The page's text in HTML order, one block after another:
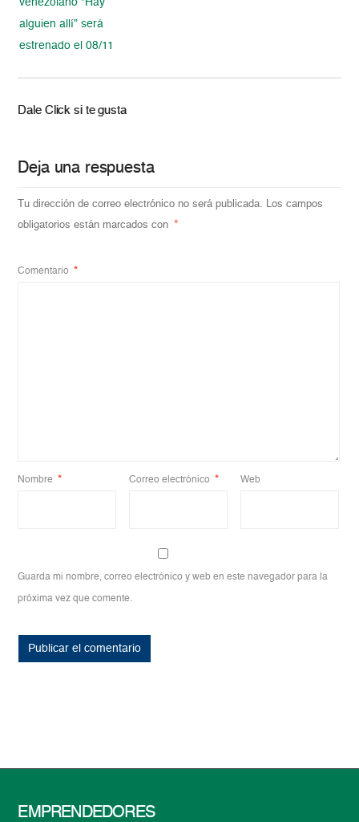
venezolano “Hay
alguien allí” será
estrenado el 08/11
Dale Click si te gusta
Deja una respuesta
Tu dirección de correo electrónico no será publicada. Los campos
obligatorios están marcados con *
Comentario *
Nombre * Correo electrónico * Web
Guarda mi nombre, correo electrónico y web en este navegador para la
próxima vez que comente.
EMPRENDEDORES